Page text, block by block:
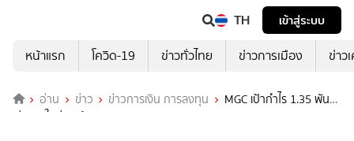
TH
เข้าสู่ระบบ
หน้าแรก
โควิด-19 ข่าวทั่วไทย ข่าวการเมือง ข่าว
อ่าน ข่าว ข่าวการเงิน การลงทุน
MGC เป้ากำไร 1.35 พันล.
เก่าแลกใหม่กระตุ้นยอด